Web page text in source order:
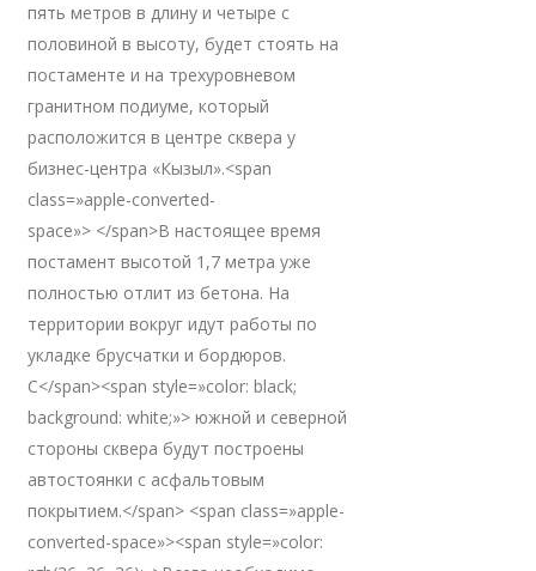
пять метров в длину и четыре с
половиной в высоту, будет стоять на
постаменте и на трехуровневом
гранитном подиуме, который
расположится в центре сквера у
бизнес-центра «Кызыл».<span
class=»apple-converted-
space»> </span>В настоящее время
постамент высотой 1,7 метра уже
полностью отлит из бетона. На
территории вокруг идут работы по
укладке брусчатки и бордюров.
С</span><span style=»color: black;
background: white;»> южной и северной
стороны сквера будут построены
автостоянки с асфальтовым
покрытием.</span> <span class=»apple-
converted-space»><span style=»color: